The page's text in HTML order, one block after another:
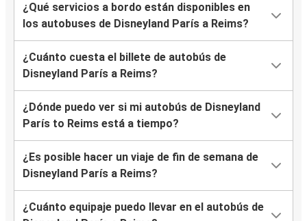
¿Qué servicios a bordo están disponibles en
los autobuses de Disneyland París a Reims?
¿Cuánto cuesta el billete de autobús de
Disneyland París a Reims?
¿Dónde puedo ver si mi autobús de Disneyland
París to Reims está a tiempo?
¿Es posible hacer un viaje de fin de semana de
Disneyland París a Reims?
¿Cuánto equipaje puedo llevar en el autobús de